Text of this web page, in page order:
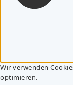
Wir verwenden
optimieren.